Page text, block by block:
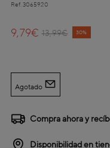
Ref. 3065920
Price reduced from
13,99€
to 30%
9,79€
Agotado
Compra ahora y
Disponibilidad en